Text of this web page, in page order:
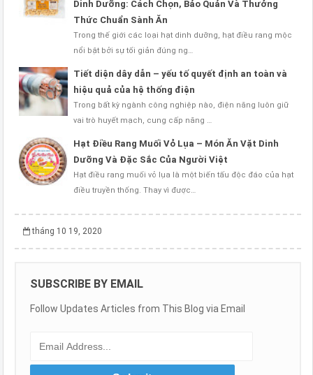
Dinh Dưỡng: Cách Chọn, Bảo Quản Và Thưởng
Thức Chuẩn Sành Ăn
Trong thế giới các loại hạt dinh dưỡng, hạt điều rang mộc
nổi bật bởi sự tối giản đúng ng…
Tiết diện dây dẫn – yếu tố quyết định an toàn và
hiệu quả của hệ thống điện
Trong bất kỳ ngành công nghiệp nào, điện năng luôn giữ
vai trò huyết mạch, cung cấp năng …
Hạt Điều Rang Muối Vỏ Lụa – Món Ăn Vặt Dinh
Dưỡng Và Đặc Sắc Của Người Việt
Hạt điều rang muối vỏ lụa là một biến tấu độc đáo của hạt
điều truyền thống. Thay vì được…
tháng 10 19, 2020
SUBSCRIBE BY EMAIL
Follow Updates Articles from This Blog via Email